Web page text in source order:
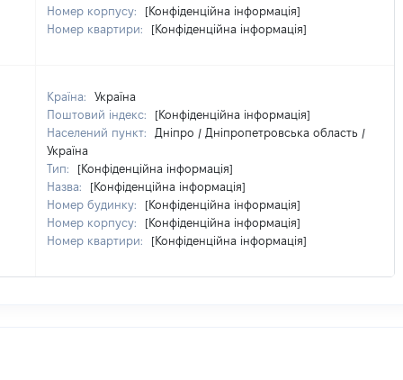
Номер корпусу:
[Конфіденційна інформація]
Номер квартири:
[Конфіденційна інформація]
Країна:
Україна
Поштовий індекс:
[Конфіденційна інформація]
Населений пункт:
Дніпро / Дніпропетровська область /
Україна
Тип:
[Конфіденційна інформація]
Назва:
[Конфіденційна інформація]
Номер будинку:
[Конфіденційна інформація]
Номер корпусу:
[Конфіденційна інформація]
Номер квартири:
[Конфіденційна інформація]